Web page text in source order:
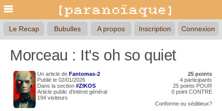
Le Recap Bubulles A propos Inscription Connexion
Morceau : It's oh so quiet
Un article de Fantomas-2
Publié le 02/01/2026
Dans la section #ZIKOS
Article public d'intéret général
194 visiteurs
25 points
4 participants
25 points POUR
0 point CONTRE
Conforme ou séditieux?